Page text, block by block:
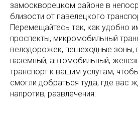
замоскворецком районе в
близости от павелецкого
Перемещайтесь так, как удобно
проспекты, микромобильный
велодорожек, пешеходные зоны,
наземный, автомобильный,
транспорт к вашим услугам,
смогли добраться туда, где вас
напротив, развлечения.